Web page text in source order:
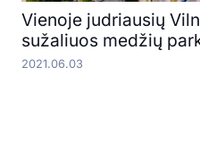
Vienoje judriausių
sužaliuos medžių
2021.06.03